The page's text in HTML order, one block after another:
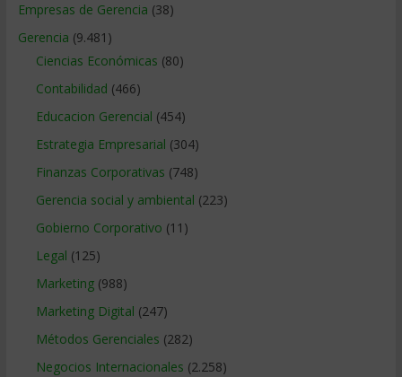
Empresas de Gerencia (38)
Gerencia (9.481)
Ciencias Económicas (80)
Contabilidad (466)
Educacion Gerencial (454)
Estrategia Empresarial (304)
Finanzas Corporativas (748)
Gerencia social y ambiental (223)
Gobierno Corporativo (11)
Legal (125)
Marketing(988)
Marketing Digital (247)
Métodos Gerenciales (282)
Negocios Internacionales (2.258)